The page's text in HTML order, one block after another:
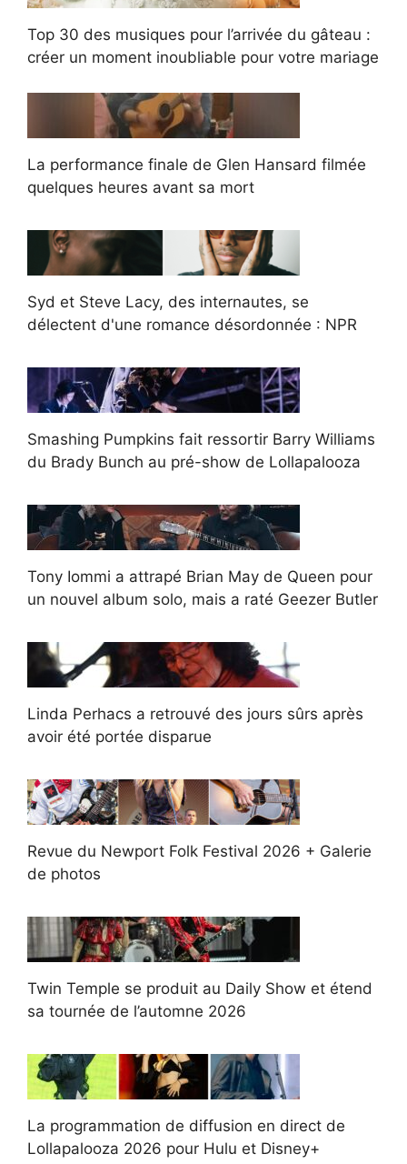
Top 30 des musiques pour l’arrivée du gâteau :
créer un moment inoubliable pour votre mariage
La performance finale de Glen Hansard filmée
quelques heures avant sa mort
Syd et Steve Lacy, des internautes, se
délectent d'une romance désordonnée : NPR
Smashing Pumpkins fait ressortir Barry Williams
du Brady Bunch au pré-show de Lollapalooza
Tony Iommi a attrapé Brian May de Queen pour
un nouvel album solo, mais a raté Geezer Butler
Linda Perhacs a retrouvé des jours sûrs après
avoir été portée disparue
Revue du Newport Folk Festival 2026 + Galerie
de photos
Twin Temple se produit au Daily Show et étend
sa tournée de l’automne 2026
La programmation de diffusion en direct de
Lollapalooza 2026 pour Hulu et Disney+